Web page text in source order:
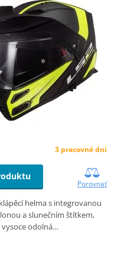
3 pracovné dni
Porovnať
helma s integrovanou
a slunečním štítkem,
vysoce odolná…